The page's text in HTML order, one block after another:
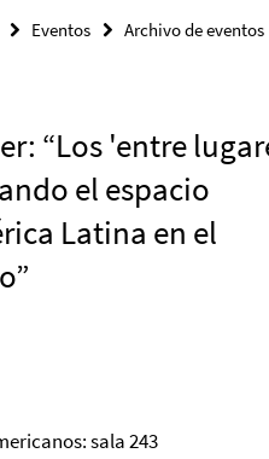
Eventos Archivo de eventos
“Los 'entre
el espacio
Latina en el
sala 243